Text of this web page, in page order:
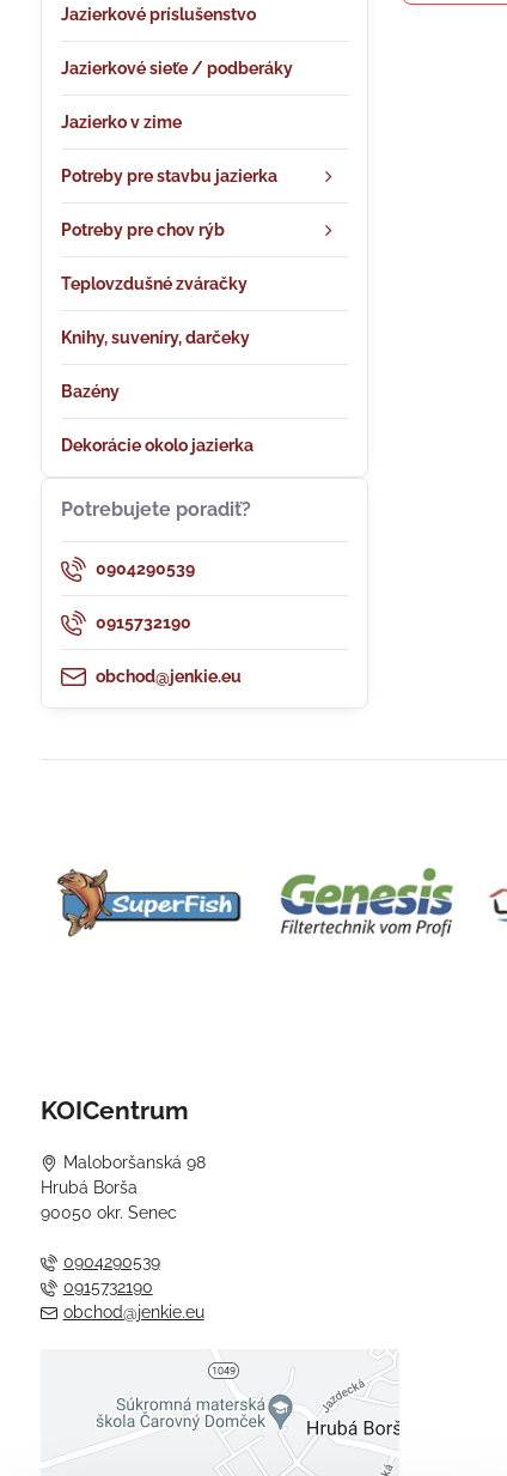
Jazierkové príslušenstvo
Jazierkové sieťe / podberáky
Jazierko v zime
Potreby pre stavbu jazierka
Potreby pre chov rýb
Teplovzdušné zváračky
Knihy, suveníry, darčeky
Bazény
Dekorácie okolo jazierka
Potrebujete poradiť?
0904290539
0915732190
obchod@jenkie.eu
KOICentrum
Maloboršanská 98
Hrubá Borša
90050 okr. Senec
0904290539
0915732190
obchod@jenkie.eu
Externý obsah je blokovaný
Voľbami súkromia